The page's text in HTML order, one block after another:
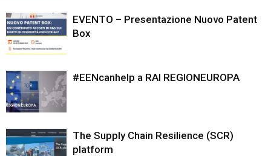
EVENTO – Presentazione Nuovo Patent
Box
#EENcanhelp a RAI REGIONEUROPA
The Supply Chain Resilience (SCR)
platform